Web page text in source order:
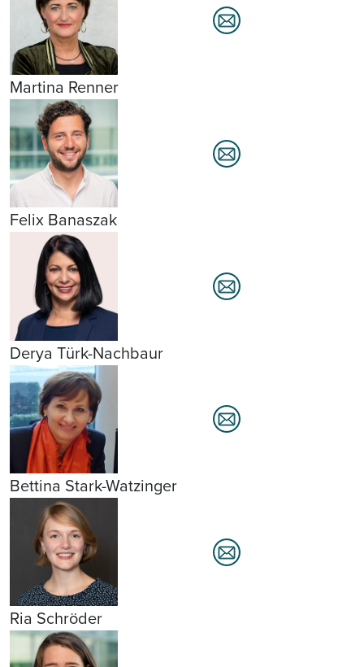
Martina Renner
Felix Banaszak
Derya Türk-Nachbaur
Bettina Stark-Watzinger
Ria Schröder